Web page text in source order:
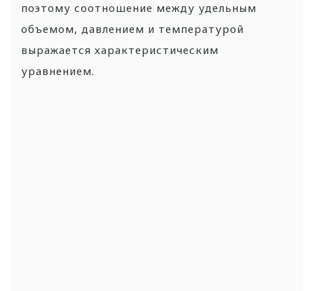
поэтому соотношение между удельным
объемом, давлением и температурой
выражается характеристическим
уравнением.